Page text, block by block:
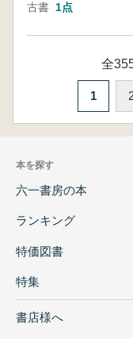
古書 1点
全
1
本を探す
六一書房の本
ランキング
特価図書
特集
書店様へ